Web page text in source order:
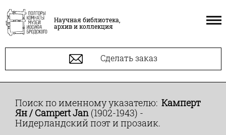
Научная библиотека,
архив и коллекция
Сделать заказ
Поиск по именному указателю: Камперт
Ян / Campert Jan (1902-1943) -
Нидерландский поэт и прозаик.